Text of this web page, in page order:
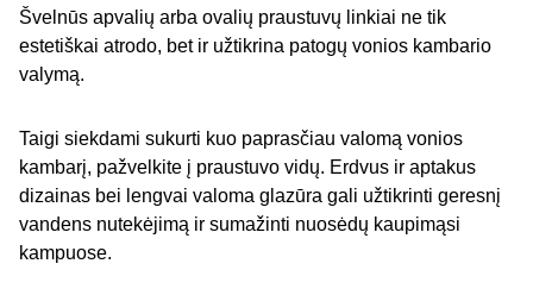
Švelnūs apvalių arba ovalių praustuvų linkiai ne tik
estetiškai atrodo, bet ir užtikrina patogų vonios kambario
valymą.
Taigi siekdami sukurti kuo paprasčiau valomą vonios
kambarį, pažvelkite į praustuvo vidų. Erdvus ir aptakus
dizainas bei lengvai valoma glazūra gali užtikrinti geresnį
vandens nutekėjimą ir sumažinti nuosėdų kaupimąsi
kampuose.